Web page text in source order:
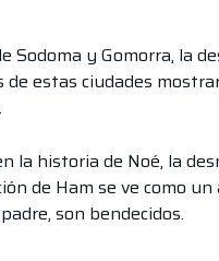
Sodoma y Gomorra, la
estas ciudades
la historia de Noé, la
de Ham se ve como
son bendecidos.